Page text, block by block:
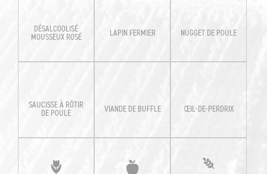
DÉSALCOOLISÉ
MOUSSEUX ROSÉ
LAPIN FERMIER NUGGET DE POULE
SAUCISSE À RÔTIR
DE POULE
VIANDE DE BUFFLE ŒIL-DE-PERDRIX